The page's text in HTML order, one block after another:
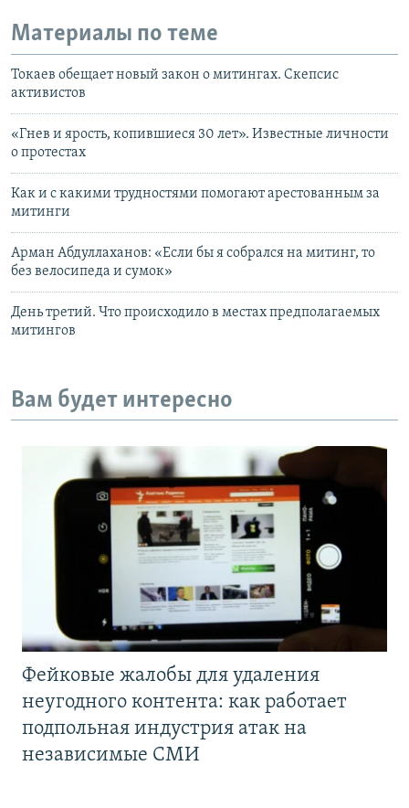
Материалы по теме
Токаев обещает новый закон о митингах. Скепсис
активистов
«Гнев и ярость, копившиеся 30 лет». Известные личности
о протестах
Как и с какими трудностями помогают арестованным за
митинги
Арман Абдуллаханов: «Если бы я собрался на митинг, то
без велосипеда и сумок»
День третий. Что происходило в местах предполагаемых
митингов
Вам будет интересно
Фейковые жалобы для удаления
неугодного контента: как работает
подпольная индустрия атак на
независимые СМИ